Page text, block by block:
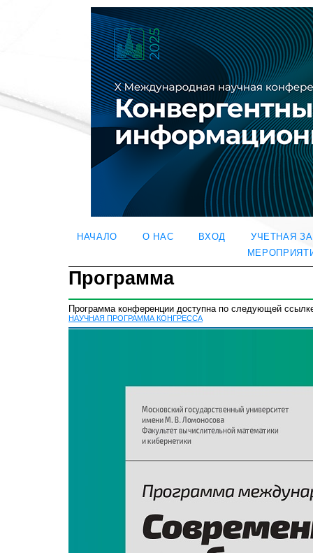
НАЧАЛО О НАС ВХОД
УЧЕТНАЯ
Программа
Программа конференции доступна по следующей
НАУЧНАЯ ПРОГРАММА КОНГРЕССА